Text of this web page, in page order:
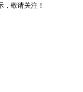
敬请关注！